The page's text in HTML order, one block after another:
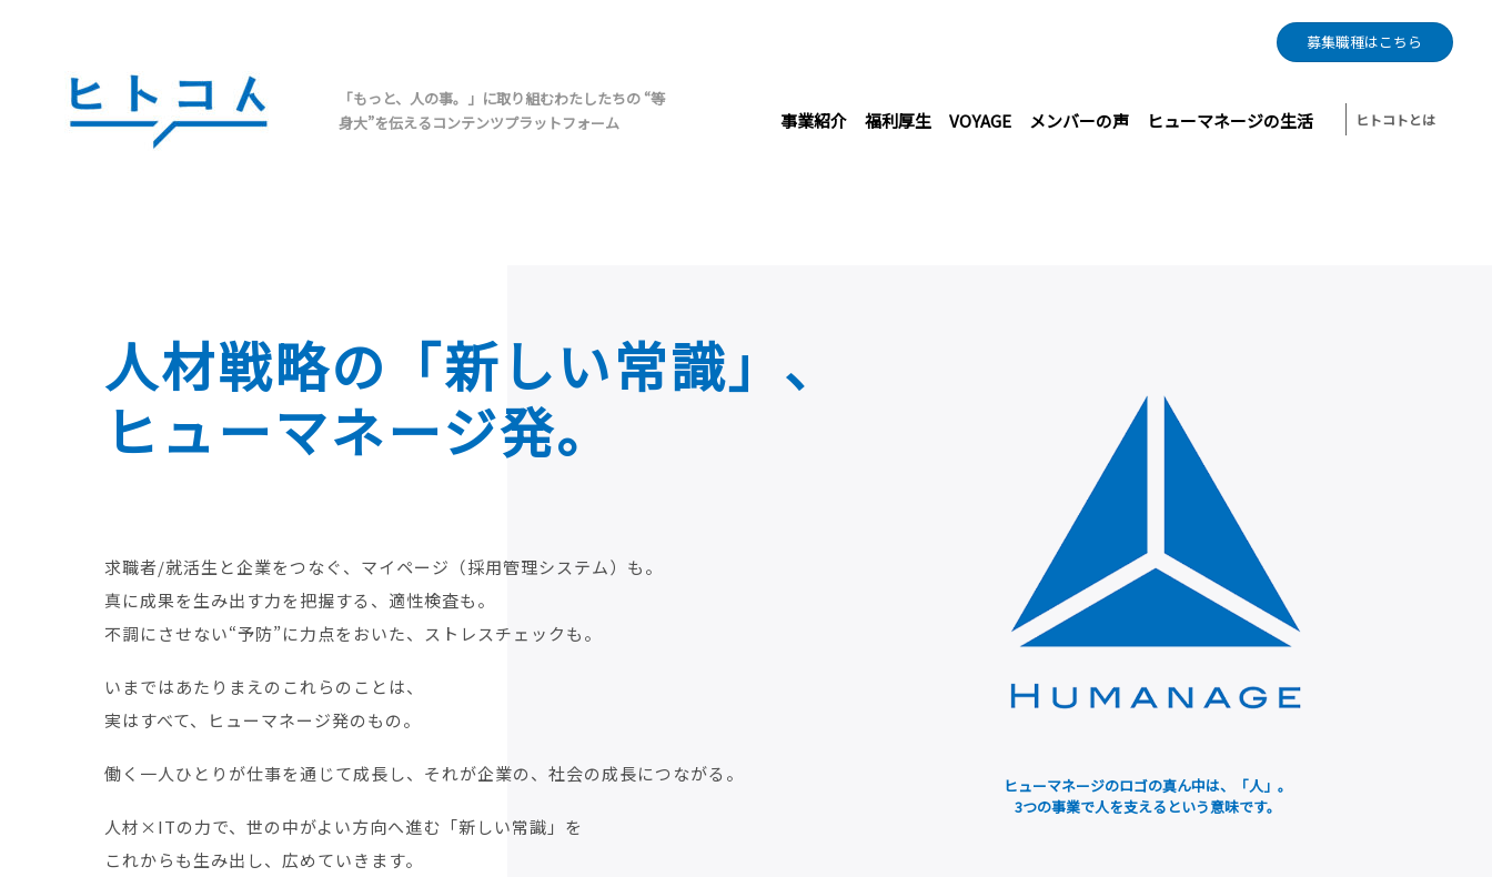
募集職種はこちら
「もっと、人の事。」に取り組むわたしたちの “等
身大”を伝えるコンテンツプラットフォーム
事業紹介 福利厚生 VOYAGE メンバーの声 ヒューマネージの生活 ヒトコトとは
人材戦略の「新しい常識」、
ヒューマネージ発。
求職者/就活生と企業をつなぐ、マイページ（採用管理システム）も。
真に成果を生み出す力を把握する、適性検査も。
不調にさせない“予防”に力点をおいた、ストレスチェックも。
いまではあたりまえのこれらのことは、
実はすべて、ヒューマネージ発のもの。
働く一人ひとりが仕事を通じて成長し、それが企業の、社会の成長につながる。
人材×ITの力で、世の中がよい方向へ進む「新しい常識」を
これからも生み出し、広めていきます。
ヒューマネージのロゴの真ん中は、「人」。
3つの事業で人を支えるという意味です。